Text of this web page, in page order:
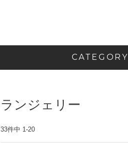
CATEGORY
ランジェリー
33件中 1-20